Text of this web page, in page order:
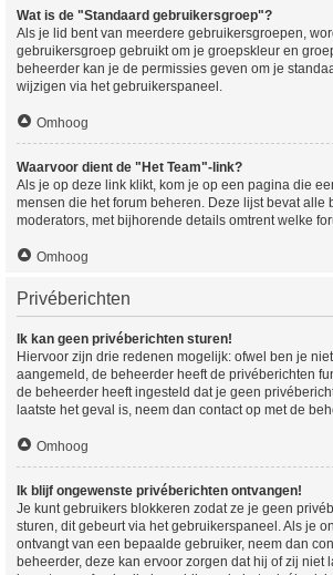
Wat is de "Standaard gebruikersgroep"?
Als je lid bent van meerdere gebruikersgroepen,
gebruikersgroep gebruikt om je groepskleur en
beheerder kan je de permissies geven om je
wijzigen via het gebruikerspaneel.
Omhoog
Waarvoor dient de "Het Team"-link?
Als je op deze link klikt, kom je op een pagina die
mensen die het forum beheren. Deze lijst bevat alle
moderators, met bijhorende details omtrent welke
Omhoog
Privéberichten
Ik kan geen privéberichten sturen!
Hiervoor zijn drie redenen mogelijk: ofwel ben je
aangemeld, de beheerder heeft de privéberichten
de beheerder heeft ingesteld dat je geen
laatste het geval is, neem dan contact op met de
Omhoog
Ik blijf ongewenste privéberichten ontvangen!
Je kunt gebruikers blokkeren zodat ze je geen
sturen, dit gebeurt via het gebruikerspaneel. Als je
ontvangt van een bepaalde gebruiker, neem dan
beheerder, deze kan ervoor zorgen dat hij of zij niet